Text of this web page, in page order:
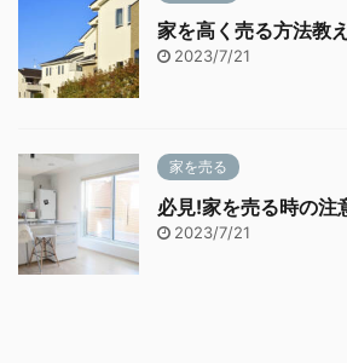
家を高く売る方法教
2023/7/21
家を売る
必見!家を売る時の注
2023/7/21